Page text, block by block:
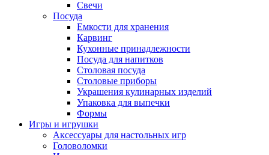
Свечи
Посуда
Емкости для хранения
Карвинг
Кухонные принадлежности
Посуда для напитков
Столовая посуда
Столовые приборы
Украшения кулинарных изделий
Упаковка для выпечки
Формы
Игры и игрушки
Аксессуары для настольных игр
Головоломки